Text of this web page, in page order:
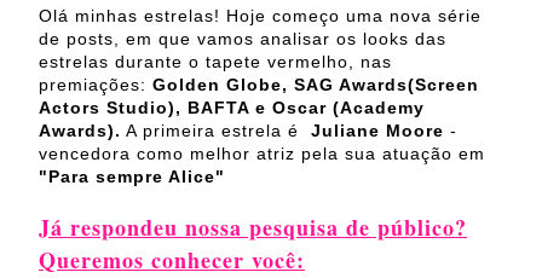
Olá minhas estrelas! Hoje começo uma nova série
de posts, em que vamos analisar os looks das
estrelas durante o tapete vermelho, nas
premiações: Golden Globe, SAG Awards(Screen
Actors Studio), BAFTA e Oscar (Academy
Awards). A primeira estrela é Juliane Moore -
vencedora como melhor atriz pela sua atuação em
"Para sempre Alice"
Já respondeu nossa pesquisa de público?
Queremos conhecer você: